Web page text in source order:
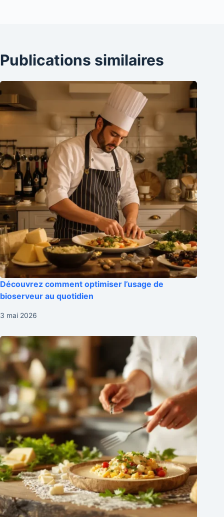
Publications similaires
Découvrez comment optimiser l’usage de
bioserveur au quotidien
3 mai 2026